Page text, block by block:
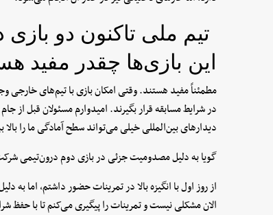
تیم ملی تاکنون دو
این بازی‌ها چقدر مفید
مطمئناً مفید هستند. وقتی امکان بازی با تیم‌های خارجی
در شرایط مسابقه قرار بگیرند. امیدوارم مسئولان قبل از
دیدارهای بین‌المللی خیلی می‌تواند سطح آمادگی ما را بالا
گویا به دلیل مصدومیت جزئی در بازی دوم درون‌تیمی
از روز اول با انگیزه بالا در تمرینات حضور داشتم، اما
الان مشکلی نیست و تمرینات را پیگیری می‌کنم تا با حفظ